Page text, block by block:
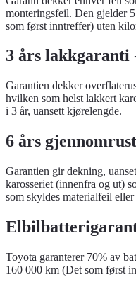
monteringsfeil. Den gjelder
som først inntreffer) uten
3 års lakkgaranti
Garantien dekker
hvilken som helst lakkert
i 3 år, uansett kjørelengde.
6 års
Garantien gir dekning,
karosseriet (innenfra og ut)
som skyldes materialfeil
Toyota garanterer 70% av
160 000 km (Det som først